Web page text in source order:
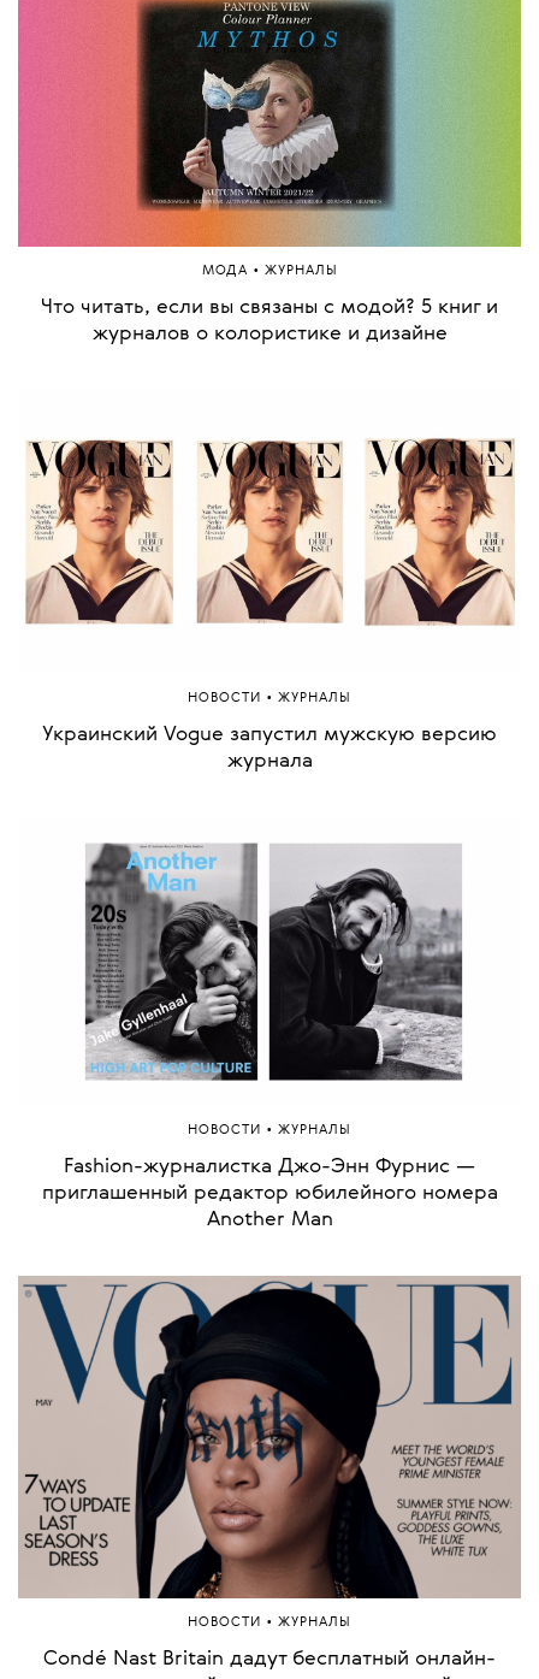
МОДА • ЖУРНАЛЫ
Что читать, если вы связаны с модой? 5 книг и
журналов о колористике и дизайне
НОВОСТИ • ЖУРНАЛЫ
Украинский Vogue запустил мужскую версию
журнала
НОВОСТИ • ЖУРНАЛЫ
Fashion-журналистка Джо-Энн Фурнис —
приглашенный редактор юбилейного номера
Another Man
НОВОСТИ • ЖУРНАЛЫ
Condé Nast Britain дадут бесплатный онлайн-